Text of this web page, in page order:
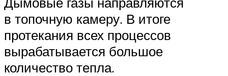
в топочную камеру. В итоге
протекания всех процессов
вырабатывается большое
количество тепла.